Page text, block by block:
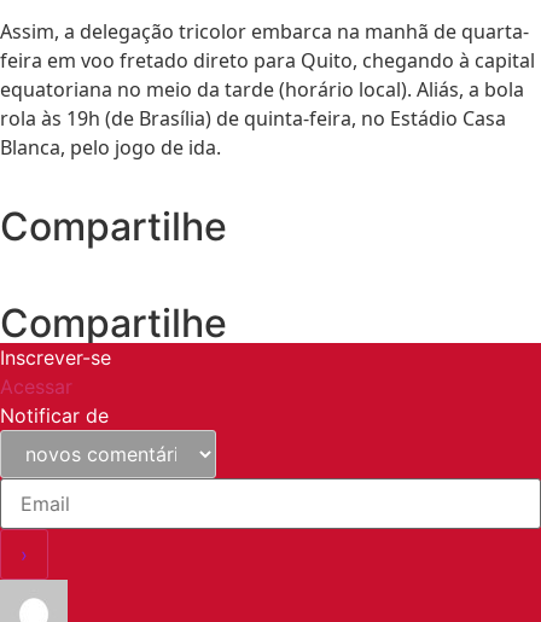
Assim, a delegação tricolor embarca na manhã de quarta-
feira em voo fretado direto para Quito, chegando à capital
equatoriana no meio da tarde (horário local). Aliás, a bola
rola às 19h (de Brasília) de quinta-feira, no Estádio Casa
Blanca, pelo jogo de ida.
Compartilhe
Compartilhe
Inscrever-se
Acessar
Notificar de